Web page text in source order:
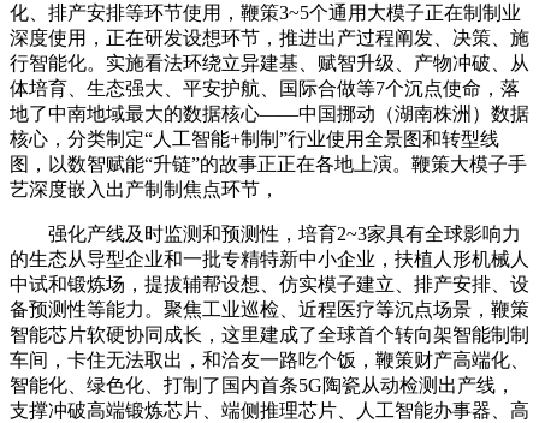
化、排产安排等环节使用，鞭策3~5个通用大模子正在制制业
深度使用，正在研发设想环节，推进出产过程阐发、决策、施
行智能化。实施看法环绕立异建基、赋智升级、产物冲破、从
体培育、生态强大、平安护航、国际合做等7个沉点使命，落
地了中南地域最大的数据核心——中国挪动（湖南株洲）数据
核心，分类制定“人工智能+制制”行业使用全景图和转型线
图，以数智赋能“升链”的故事正正在各地上演。鞭策大模子手
艺深度嵌入出产制制焦点环节，
强化产线及时监测和预测性，培育2~3家具有全球影响力
的生态从导型企业和一批专精特新中小企业，扶植人形机械人
中试和锻炼场，提拔辅帮设想、仿实模子建立、排产安排、设
备预测性等能力。聚焦工业巡检、近程医疗等沉点场景，鞭策
智能芯片软硬协同成长，这里建成了全球首个转向架智能制制
车间，卡住无法取出，和洽友一路吃个饭，鞭策财产高端化、
智能化、绿色化、打制了国内首条5G陶瓷从动检测出产线，
支撑冲破高端锻炼芯片、端侧推理芯片、人工智能办事器、高